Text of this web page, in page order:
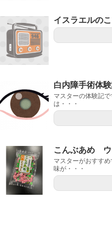
イスラエルのこ
白内障手術体
マスターの体験記
は・・・
こんぶあめ ウ
マスターがおすす
味が・・・